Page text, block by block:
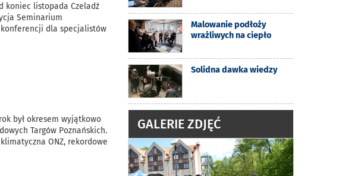
koniec listopada Czeladź
Seminarium
dla specjalistów
był okresem wyjątkowo
Targów Poznańskich.
ONZ, rekordowe
Malowanie podłoży
wrażliwych na ciepło
Solidna dawka wiedzy
GALERIE ZDJĘĆ